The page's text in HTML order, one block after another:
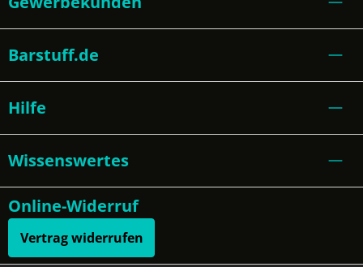
Barstuff.de
Hilfe
Wissenswertes
Online-Widerruf
Vertrag widerrufen